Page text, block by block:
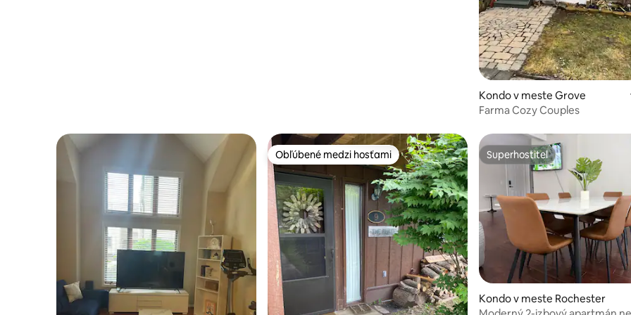
Kondo v meste Grove
Farma Cozy Couples
Obľúbené medzi hosťami
Obľúbené medzi hosťami Superhostiteľ
Superhostiteľ
Kondo v meste Rochester